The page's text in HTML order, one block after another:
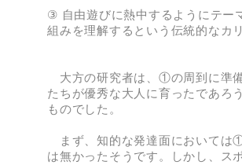
③ 自由遊びに熱中するようにテー
組みを理解するという伝統的なカ
大方の研究者は、①の周到に準
たちが優秀な大人に育ったであろ
ものでした。
まず、知的な発達面において
は無かったそうです。しかし、ス